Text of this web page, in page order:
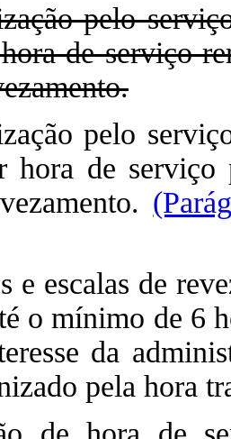
pelo
de serviço
pelo
hora de serviço
e escalas de
o mínimo de 6
da
pela hora